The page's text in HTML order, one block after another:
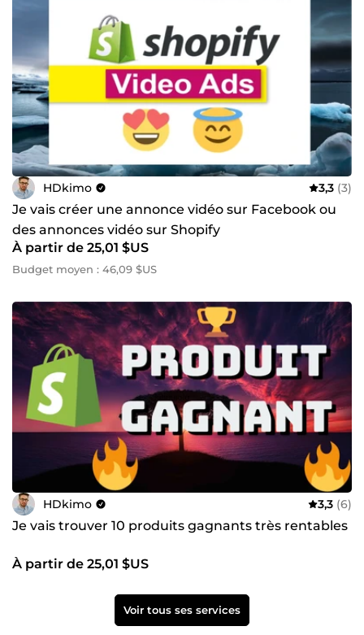
HDkimo 3,3 (3)
Je vais créer une annonce vidéo sur Facebook ou
des annonces vidéo sur Shopify
À partir de 25,01 $US
Budget moyen : 46,09 $US
HDkimo 3,3 (6)
Je vais trouver 10 produits gagnants très rentables
À partir de 25,01 $US
Voir tous ses services